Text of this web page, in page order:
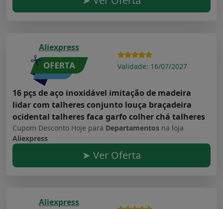
Aliexpress
Validade: 16/07/2027
16 pçs de aço inoxidável imitação de madeira
lidar com talheres conjunto louça braçadeira
ocidental talheres faca garfo colher chá talheres
Cupom Desconto Hoje para Departamentos na loja
Aliexpress
➤ Ver Oferta
Aliexpress